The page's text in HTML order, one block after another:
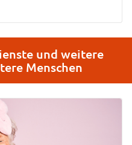
und weitere
Menschen